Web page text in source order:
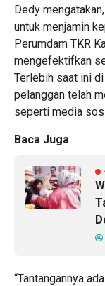
Dedy
untuk menjamin
Perumdam TKR
mengefektifkan
Terlebih saat ini
pelanggan telah
seperti media
Baca Juga
“Tantangannya